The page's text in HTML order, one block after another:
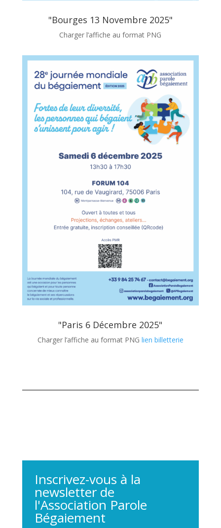
"Bourges 13 Novembre 2025"
Charger l’affiche au format PNG
"Paris 6 Décembre 2025"
Charger l’affiche au format PNG lien billetterie
Inscrivez-vous à la
newsletter de
l'Association Parole
Bégaiement